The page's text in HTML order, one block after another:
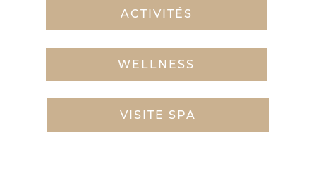
ACTIVITÉS
WELLNESS
VISITE SPA